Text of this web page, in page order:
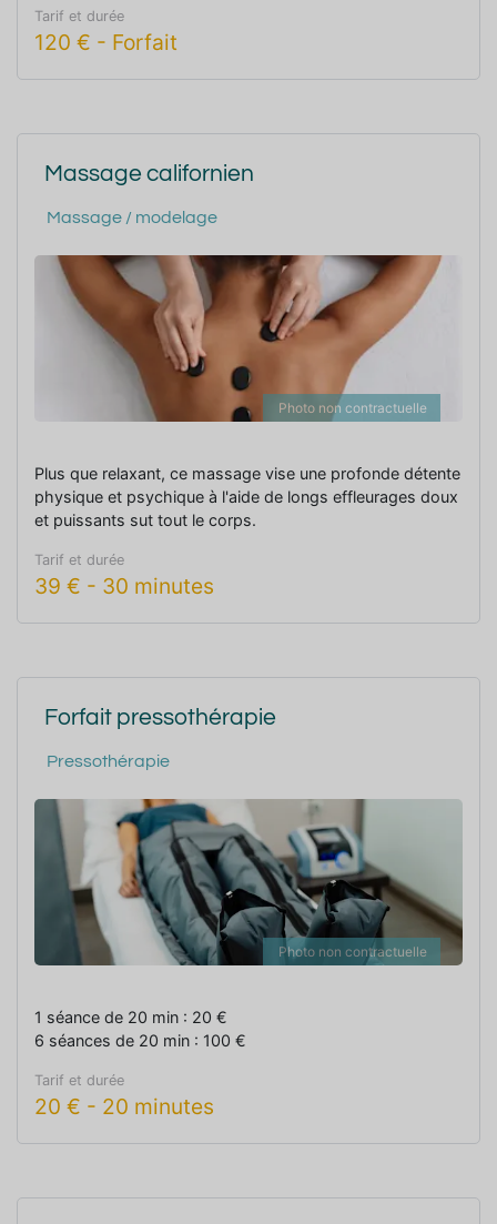
Tarif et durée
120 € - Forfait
Massage californien
Massage / modelage
Photo non contractuelle
Plus que relaxant, ce massage vise une profonde détente
physique et psychique à l'aide de longs effleurages doux
et puissants sut tout le corps.
Tarif et durée
39 € - 30 minutes
Forfait pressothérapie
Pressothérapie
Photo non contractuelle
1 séance de 20 min : 20 €
6 séances de 20 min : 100 €
Tarif et durée
20 € - 20 minutes